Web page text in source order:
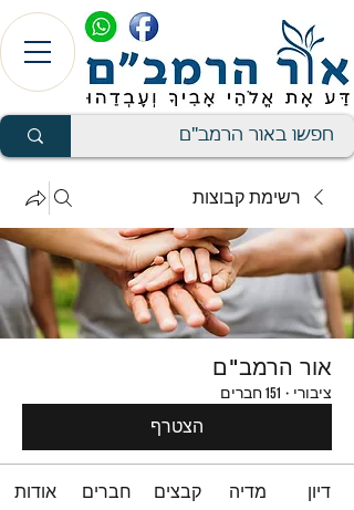
רשימת קבוצות
אור הרמב"ם
ציבורי · 151 חברים
הצטרף
דיון מדיה קבצים חברים אודות